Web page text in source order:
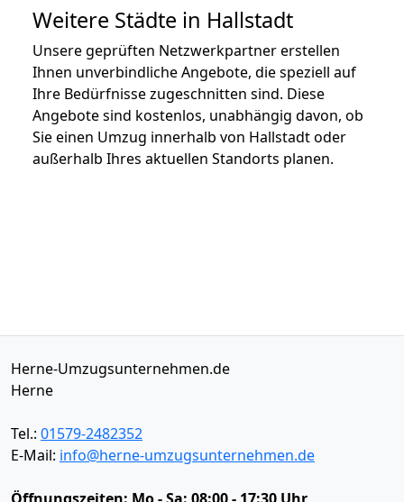
Weitere Städte in Hallstadt
Unsere geprüften Netzwerkpartner erstellen
Ihnen unverbindliche Angebote, die speziell auf
Ihre Bedürfnisse zugeschnitten sind. Diese
Angebote sind kostenlos, unabhängig davon, ob
Sie einen Umzug innerhalb von Hallstadt oder
außerhalb Ihres aktuellen Standorts planen.
Herne-Umzugsunternehmen.de
Herne
Tel.: 01579-2482352
E-Mail: info@herne-umzugsunternehmen.de
Öffnungszeiten: Mo - Sa: 08:00 - 17:30 Uhr